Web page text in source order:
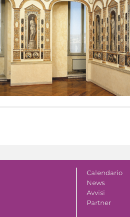
Calendario
News
Avvisi
Partner